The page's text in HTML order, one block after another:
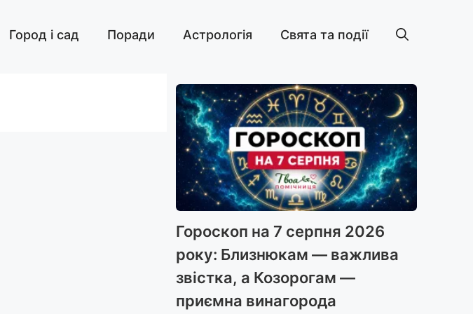
Город і сад Поради Астрологія Свята та події
Гороскоп на 7 серпня 2026
року: Близнюкам — важлива
звістка, а Козорогам —
приємна винагорода